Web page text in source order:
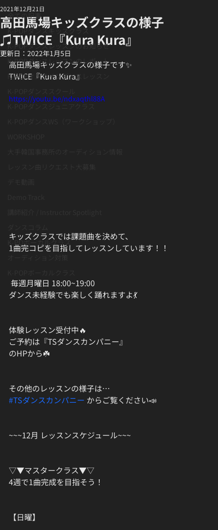
全ての記事
K-POPダンスキッズクラス
K-POPダンスレッスンのお知らせ
K-POPダンスレッスンのレポート
K-POPオンラインダンスレッスン
K-POPダンスジュニアクラス
K-POボーカルクラス
高田馬場キッズクラスの様子
♫TWICE『Kura Kura』
2021年12月21日
更新日： 2022年1月5日
高田馬場キッズクラスの様子です✨
TWICE『Kura Kura』
https://youtu.be/ndxaqthl88A
キッズクラスでは課題曲を決めて、
1曲完コピを目指してレッスンしています！！
毎週月曜日 18:00~19:00
ダンス未経験でも楽しく踊れますよ💃
体験レッスン受付中🔥
ご予約は『TSダンスカンパニー』
のHPから☘️
その他のレッスンの様子は…
#TSダンスカンパニー からご覧ください📣
~~~12月 レッスンスケジュール~~~
▽▼マスタークラス▼▽
4週で1曲完成を目指そう！
【日曜】